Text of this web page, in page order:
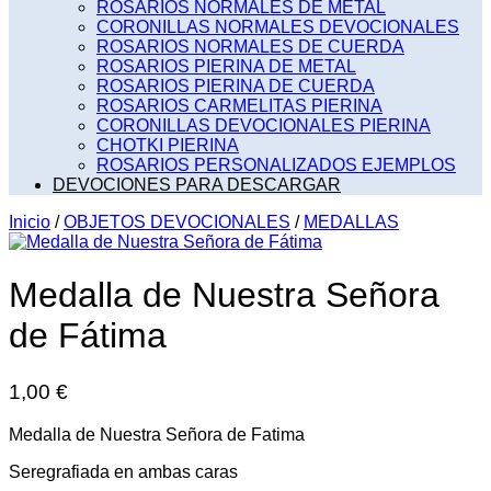
ROSARIOS NORMALES DE METAL
CORONILLAS NORMALES DEVOCIONALES
ROSARIOS NORMALES DE CUERDA
ROSARIOS PIERINA DE METAL
ROSARIOS PIERINA DE CUERDA
ROSARIOS CARMELITAS PIERINA
CORONILLAS DEVOCIONALES PIERINA
CHOTKI PIERINA
ROSARIOS PERSONALIZADOS EJEMPLOS
DEVOCIONES PARA DESCARGAR
Inicio / OBJETOS DEVOCIONALES / MEDALLAS
Medalla de Nuestra Señora
de Fátima
1,00 €
Medalla de Nuestra Señora de Fatima
Seregrafiada en ambas caras